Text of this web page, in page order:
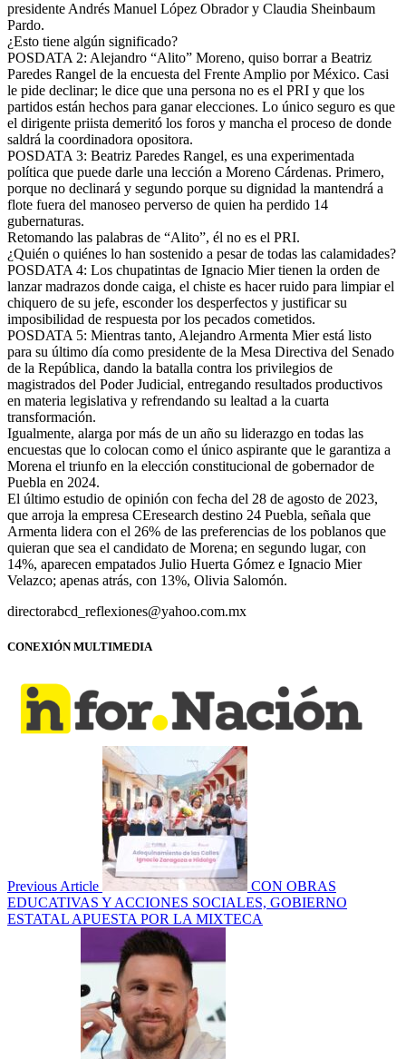
presidente Andrés Manuel López Obrador y Claudia Sheinbaum
Pardo.
¿Esto tiene algún significado?
POSDATA 2: Alejandro “Alito” Moreno, quiso borrar a Beatriz
Paredes Rangel de la encuesta del Frente Amplio por México. Casi
le pide declinar; le dice que una persona no es el PRI y que los
partidos están hechos para ganar elecciones. Lo único seguro es que
el dirigente priista demeritó los foros y mancha el proceso de donde
saldrá la coordinadora opositora.
POSDATA 3: Beatriz Paredes Rangel, es una experimentada
política que puede darle una lección a Moreno Cárdenas. Primero,
porque no declinará y segundo porque su dignidad la mantendrá a
flote fuera del manoseo perverso de quien ha perdido 14
gubernaturas.
Retomando las palabras de “Alito”, él no es el PRI.
¿Quién o quiénes lo han sostenido a pesar de todas las calamidades?
POSDATA 4: Los chupatintas de Ignacio Mier tienen la orden de
lanzar madrazos donde caiga, el chiste es hacer ruido para limpiar el
chiquero de su jefe, esconder los desperfectos y justificar su
imposibilidad de respuesta por los pecados cometidos.
POSDATA 5: Mientras tanto, Alejandro Armenta Mier está listo
para su último día como presidente de la Mesa Directiva del Senado
de la República, dando la batalla contra los privilegios de
magistrados del Poder Judicial, entregando resultados productivos
en materia legislativa y refrendando su lealtad a la cuarta
transformación.
Igualmente, alarga por más de un año su liderazgo en todas las
encuestas que lo colocan como el único aspirante que le garantiza a
Morena el triunfo en la elección constitucional de gobernador de
Puebla en 2024.
El último estudio de opinión con fecha del 28 de agosto de 2023,
que arroja la empresa CEresearch destino 24 Puebla, señala que
Armenta lidera con el 26% de las preferencias de los poblanos que
quieran que sea el candidato de Morena; en segundo lugar, con
14%, aparecen empatados Julio Huerta Gómez e Ignacio Mier
Velazco; apenas atrás, con 13%, Olivia Salomón.
directorabcd_reflexiones@yahoo.com.mx
CONEXIÓN MULTIMEDIA
Previous Article
CON OBRAS
EDUCATIVAS Y ACCIONES SOCIALES, GOBIERNO
ESTATAL APUESTA POR LA MIXTECA